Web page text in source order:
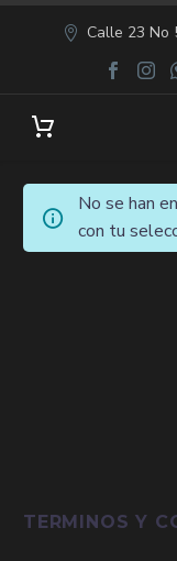
Calle 23 No
No se han
con tu
TERMINOS Y